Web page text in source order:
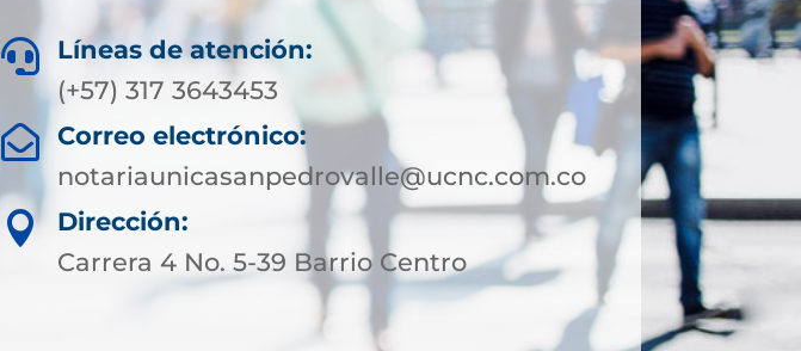

Líneas de atención:
(+57) 317 3643453

Correo electrónico:
notariaunicasanpedrovalle@ucnc.com.co

Dirección:
Carrera 4 No. 5-39 Barrio Centro